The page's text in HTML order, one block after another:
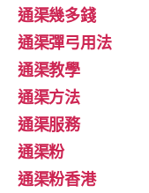
通渠幾多錢
通渠彈弓用法
通渠教學
通渠方法
通渠服務
通渠粉
通渠粉香港